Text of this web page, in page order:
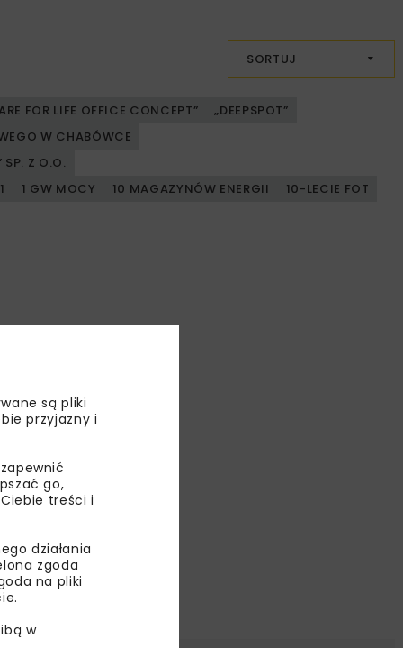
SORTUJ
FOR LIFE OFFICE CONCEPT”
„DEEPSPOT”
W CHABÓWCE
SP. Z O.O.
1 1 GW MOCY 10 MAGAZYNÓW ENERGII
10-LECIE FOT
są pliki
przyjazny i
go,
treści i
działania
zgoda
na pliki
w